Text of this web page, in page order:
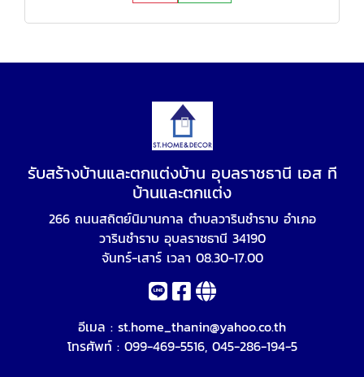
รับสร้างบ้านและตกแต่งบ้าน อุบลราชธานี เอส ที
บ้านและตกแต่ง
266 ถนนสถิตย์นิมานกาล ตำบลวารินชำราบ อำเภอ
วารินชำราบ อุบลราชธานี 34190
จันทร์-เสาร์ เวลา 08.30-17.00
อีเมล : st.home_thanin@yahoo.co.th
โทรศัพท์ : 099-469-5516, 045-286-194-5